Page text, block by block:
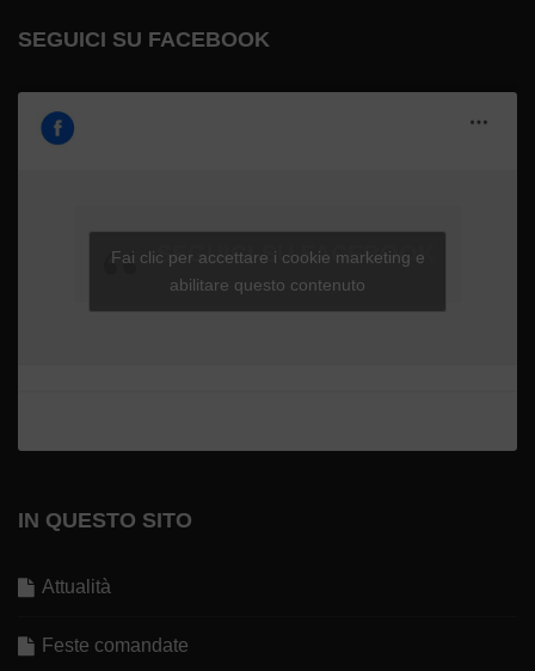
SEGUICI SU FACEBOOK
SEGUICI SU FACEBOOK
Fai clic per accettare i cookie marketing e
abilitare questo contenuto
IN QUESTO SITO
Attualità
Feste comandate